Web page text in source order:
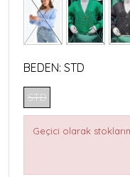
BEDEN: STD
STD
Geçici olarak